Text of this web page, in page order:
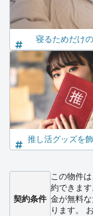
寝るためだけ
推し活グッズを
契約条件
この物件
約できま
金が無料
ります。